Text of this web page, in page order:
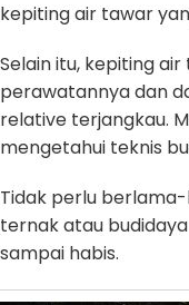
kepiting air tawar
Selain itu, kepiting
perawatannya dan
relative terjangkau.
mengetahui teknis
Tidak perlu
ternak atau
sampai habis.